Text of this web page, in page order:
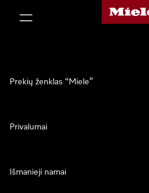
"Miele"
Prekių ženklas “Miele”
Privalumai
Išmanieji namai